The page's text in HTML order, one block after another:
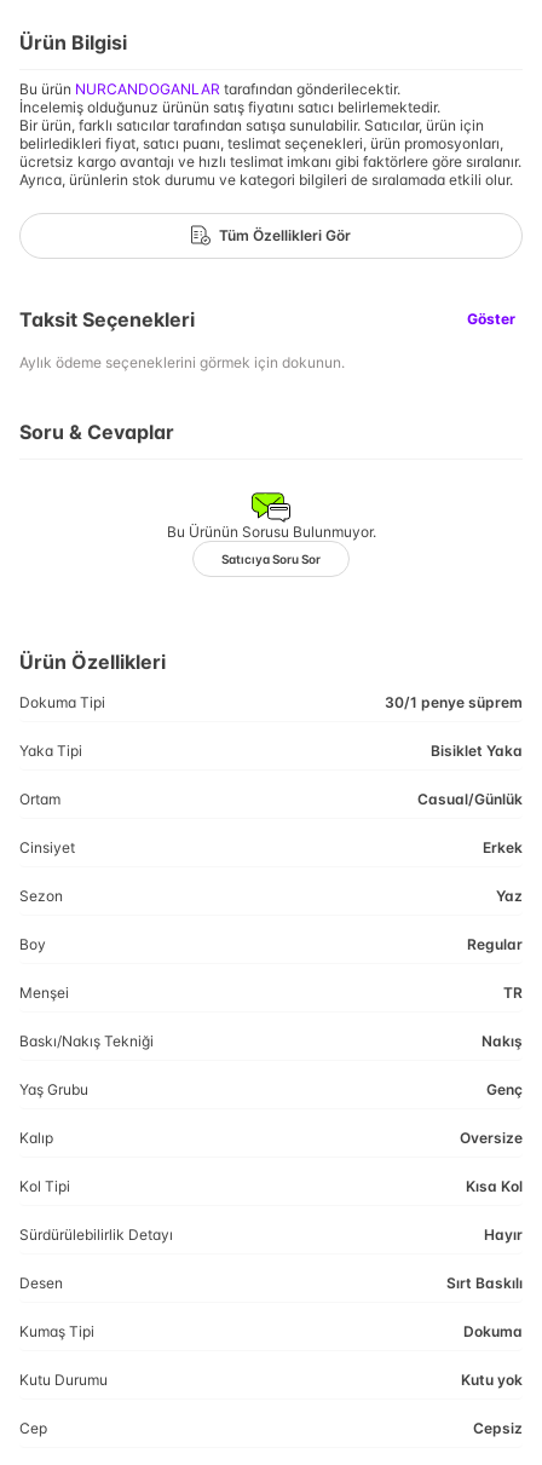
Ürün Bilgisi
Bu ürün NURCANDOGANLAR tarafından gönderilecektir.
İncelemiş olduğunuz ürünün satış fiyatını satıcı belirlemektedir.
Bir ürün, farklı satıcılar tarafından satışa sunulabilir. Satıcılar, ürün için
belirledikleri fiyat, satıcı puanı, teslimat seçenekleri, ürün promosyonları,
ücretsiz kargo avantajı ve hızlı teslimat imkanı gibi faktörlere göre sıralanır.
Ayrıca, ürünlerin stok durumu ve kategori bilgileri de sıralamada etkili olur.
Tüm Özellikleri Gör
Taksit Seçenekleri Göster
Aylık ödeme seçeneklerini görmek için dokunun.
Soru & Cevaplar
Bu Ürünün Sorusu Bulunmuyor.
Satıcıya Soru Sor
Ürün Özellikleri
Dokuma Tipi 30/1 penye süprem
Yaka Tipi Bisiklet Yaka
Ortam Casual/Günlük
Cinsiyet Erkek
Sezon Yaz
Boy Regular
Menşei TR
Baskı/Nakış Tekniği Nakış
Yaş Grubu Genç
Kalıp Oversize
Kol Tipi Kısa Kol
Sürdürülebilirlik Detayı Hayır
Desen Sırt Baskılı
Kumaş Tipi Dokuma
Kutu Durumu Kutu yok
Cep Cepsiz